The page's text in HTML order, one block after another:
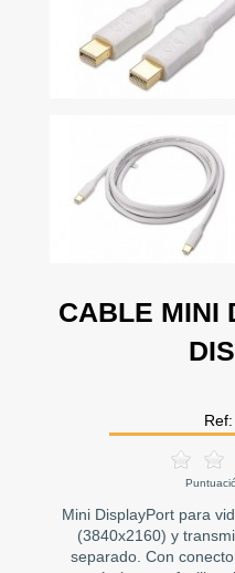
CABLE MINI
Mini DisplayPort para
(3840x2160) y
separado. Con